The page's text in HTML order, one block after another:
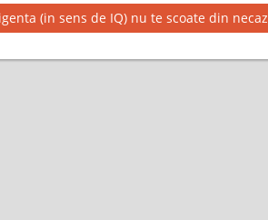
(in sens de IQ) nu te scoate din necaz